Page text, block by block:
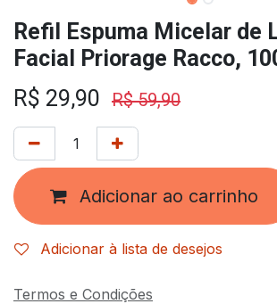
Refil Espuma Micelar de
Facial Priorage Racco,
R$ 29,90 R$59,90
Adicionar ao carrinho
Adicionar à lista de desejos
Termos e Condições